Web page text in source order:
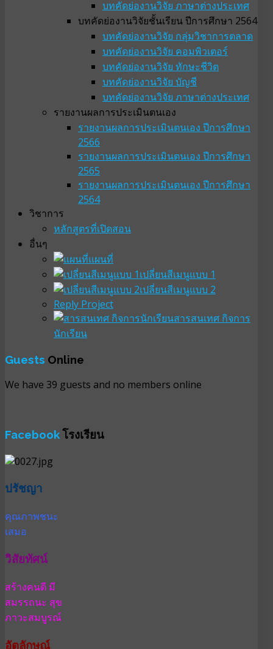
บทคัดย่องานวิจัย ภาษาต่างประเทศ
บทคัดย่องานวิจัยชั้นเรียน ปีการศึกษา 2564
บทคัดย่องานวิจัย กลุ่มวิชาการตลาด
บทคัดย่องานวิจัย คอมพิวเตอร์
บทคัดย่องานวิจัย ทักษะชีวิต
บทคัดย่องานวิจัย บัญชี
บทคัดย่องานวิจัย ภาษาต่างประเทศ
รายงานผลการประเมินตนเอง
รายงานผลการประเมินตนเอง ปีการศึกษา
2566
รายงานผลการประเมินตนเอง ปีการศึกษา
2565
รายงานผลการประเมินตนเอง ปีการศึกษา
2564
วิชาการ
หลักสูตรที่เปิดสอน
อื่นๆ
แผนที่
เปลี่ยนสีเมนูแบบ 1
เปลี่ยนสีเมนูแบบ 2
Reply Project
สารสนเทศ กิจการ
นักเรียน
Guests Online
We have 39 guests and no members online
Facebookโรงเรียน
ปรัชญา
คุณภาพชนะ
เสมอ
วิสัยทัศน์
สร้างคนดี มี
สมรรถนะ สุข
ภาวะสมบูรณ์
อัตลักษณ์